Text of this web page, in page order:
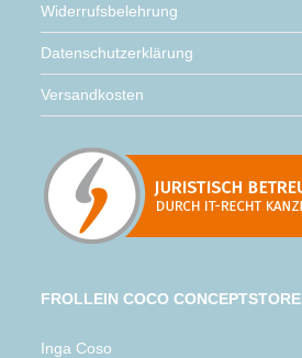
Widerrufsbelehrung
Datenschutzerklärung
Versandkosten
FROLLEIN COCO CONCEPTSTORE
Inga Coso